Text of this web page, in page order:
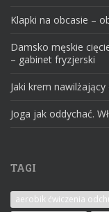
Klapki na obcasie –
Damsko męskie
– gabinet fryzjerski
Jaki krem
Joga jak oddychać.
TAGI
aerobik ćwiczenia